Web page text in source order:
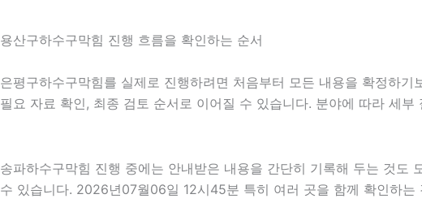
용산구하수구막힘 진행 흐름을 확인하는 순서
은평구하수구막힘를 실제로 진행하려면 처음부터 모든 내용을 확정하
필요 자료 확인, 최종 검토 순서로 이어질 수 있습니다. 분야에 따라 세
송파하수구막힘 진행 중에는 안내받은 내용을 간단히 기록해 두는 것도
수 있습니다. 2026년07월06일 12시45분 특히 여러 곳을 함께 확인하는